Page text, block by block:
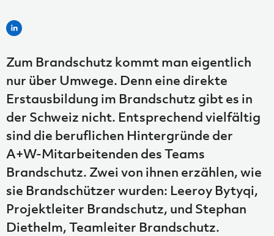
Zum Brandschutz kommt man eigentlich
nur über Umwege. Denn eine direkte
Erstausbildung im Brandschutz gibt es in
der Schweiz nicht. Entsprechend vielfältig
sind die beruflichen Hintergründe der
A+W-Mitarbeitenden des Teams
Brandschutz. Zwei von ihnen erzählen, wie
sie Brandschützer wurden: Leeroy Bytyqi,
Projektleiter Brandschutz, und Stephan
Diethelm, Teamleiter Brandschutz.